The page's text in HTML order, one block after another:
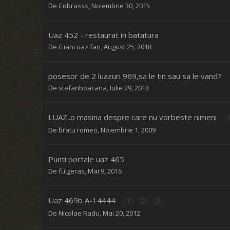
De Cobrasss, Noiembrie 30, 2015
Uaz 452 - restaurat in batatura
De Giani uaz fan,August 25, 2018
posesor de 2 luazuri 969,sa le tin sau sa le vand?
De stefanboacana, Iulie 29, 2013
LUAZ..o masina despre care nu vorbeste nimeni
De bratu romeo, Noiembrie 1, 2009
Punti portale uaz 465
Defulgeras, Mai 9, 2016
Uaz 469b A-14444
De Nicolae Radu, Mai 20, 2012